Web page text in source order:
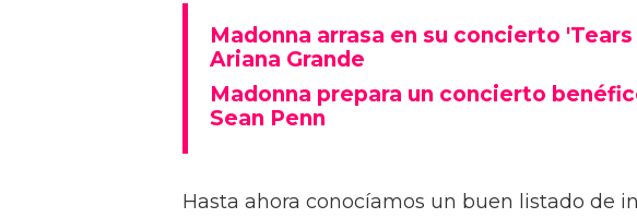
Madonna arrasa en su concierto
Ariana Grande
Madonna prepara un concierto
Sean Penn
Hasta ahora conocíamos un buen listado de